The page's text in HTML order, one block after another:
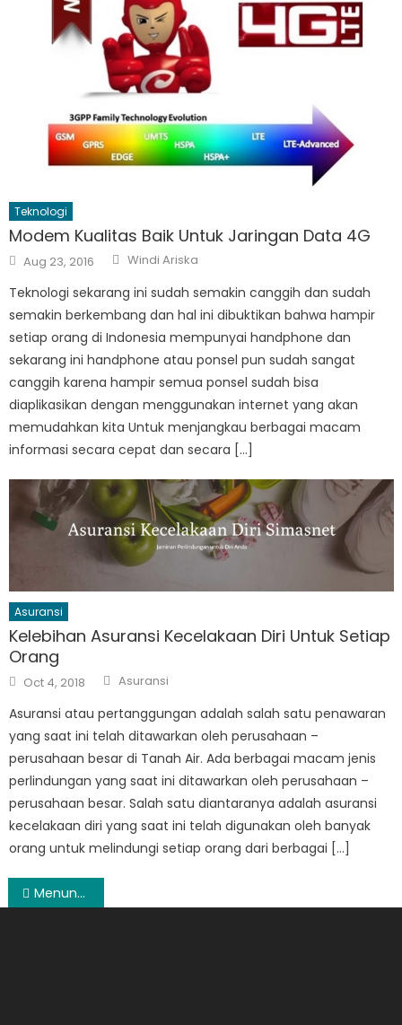
Teknologi
Modem Kualitas Baik Untuk Jaringan Data 4G
Posted
on
Aug 23, 2016 Author
Windi Ariska
Teknologi sekarang ini sudah semakin canggih dan sudah
semakin berkembang dan hal ini dibuktikan bahwa hampir
setiap orang di Indonesia mempunyai handphone dan
sekarang ini handphone atau ponsel pun sudah sangat
canggih karena hampir semua ponsel sudah bisa
diaplikasikan dengan menggunakan internet yang akan
memudahkan kita Untuk menjangkau berbagai macam
informasi secara cepat dan secara […]
Asuransi
Kelebihan Asuransi Kecelakaan Diri Untuk Setiap
Orang
Posted
on
Oct 4, 2018 Author
Asuransi
Asuransi atau pertanggungan adalah salah satu penawaran
yang saat ini telah ditawarkan oleh perusahaan –
perusahaan besar di Tanah Air. Ada berbagai macam jenis
perlindungan yang saat ini ditawarkan oleh perusahaan –
perusahaan besar. Salah satu diantaranya adalah asuransi
kecelakaan diri yang saat ini telah digunakan oleh banyak
orang untuk melindungi setiap orang dari berbagai […]
Post
Menunggu realisasi BRT di Tangerang